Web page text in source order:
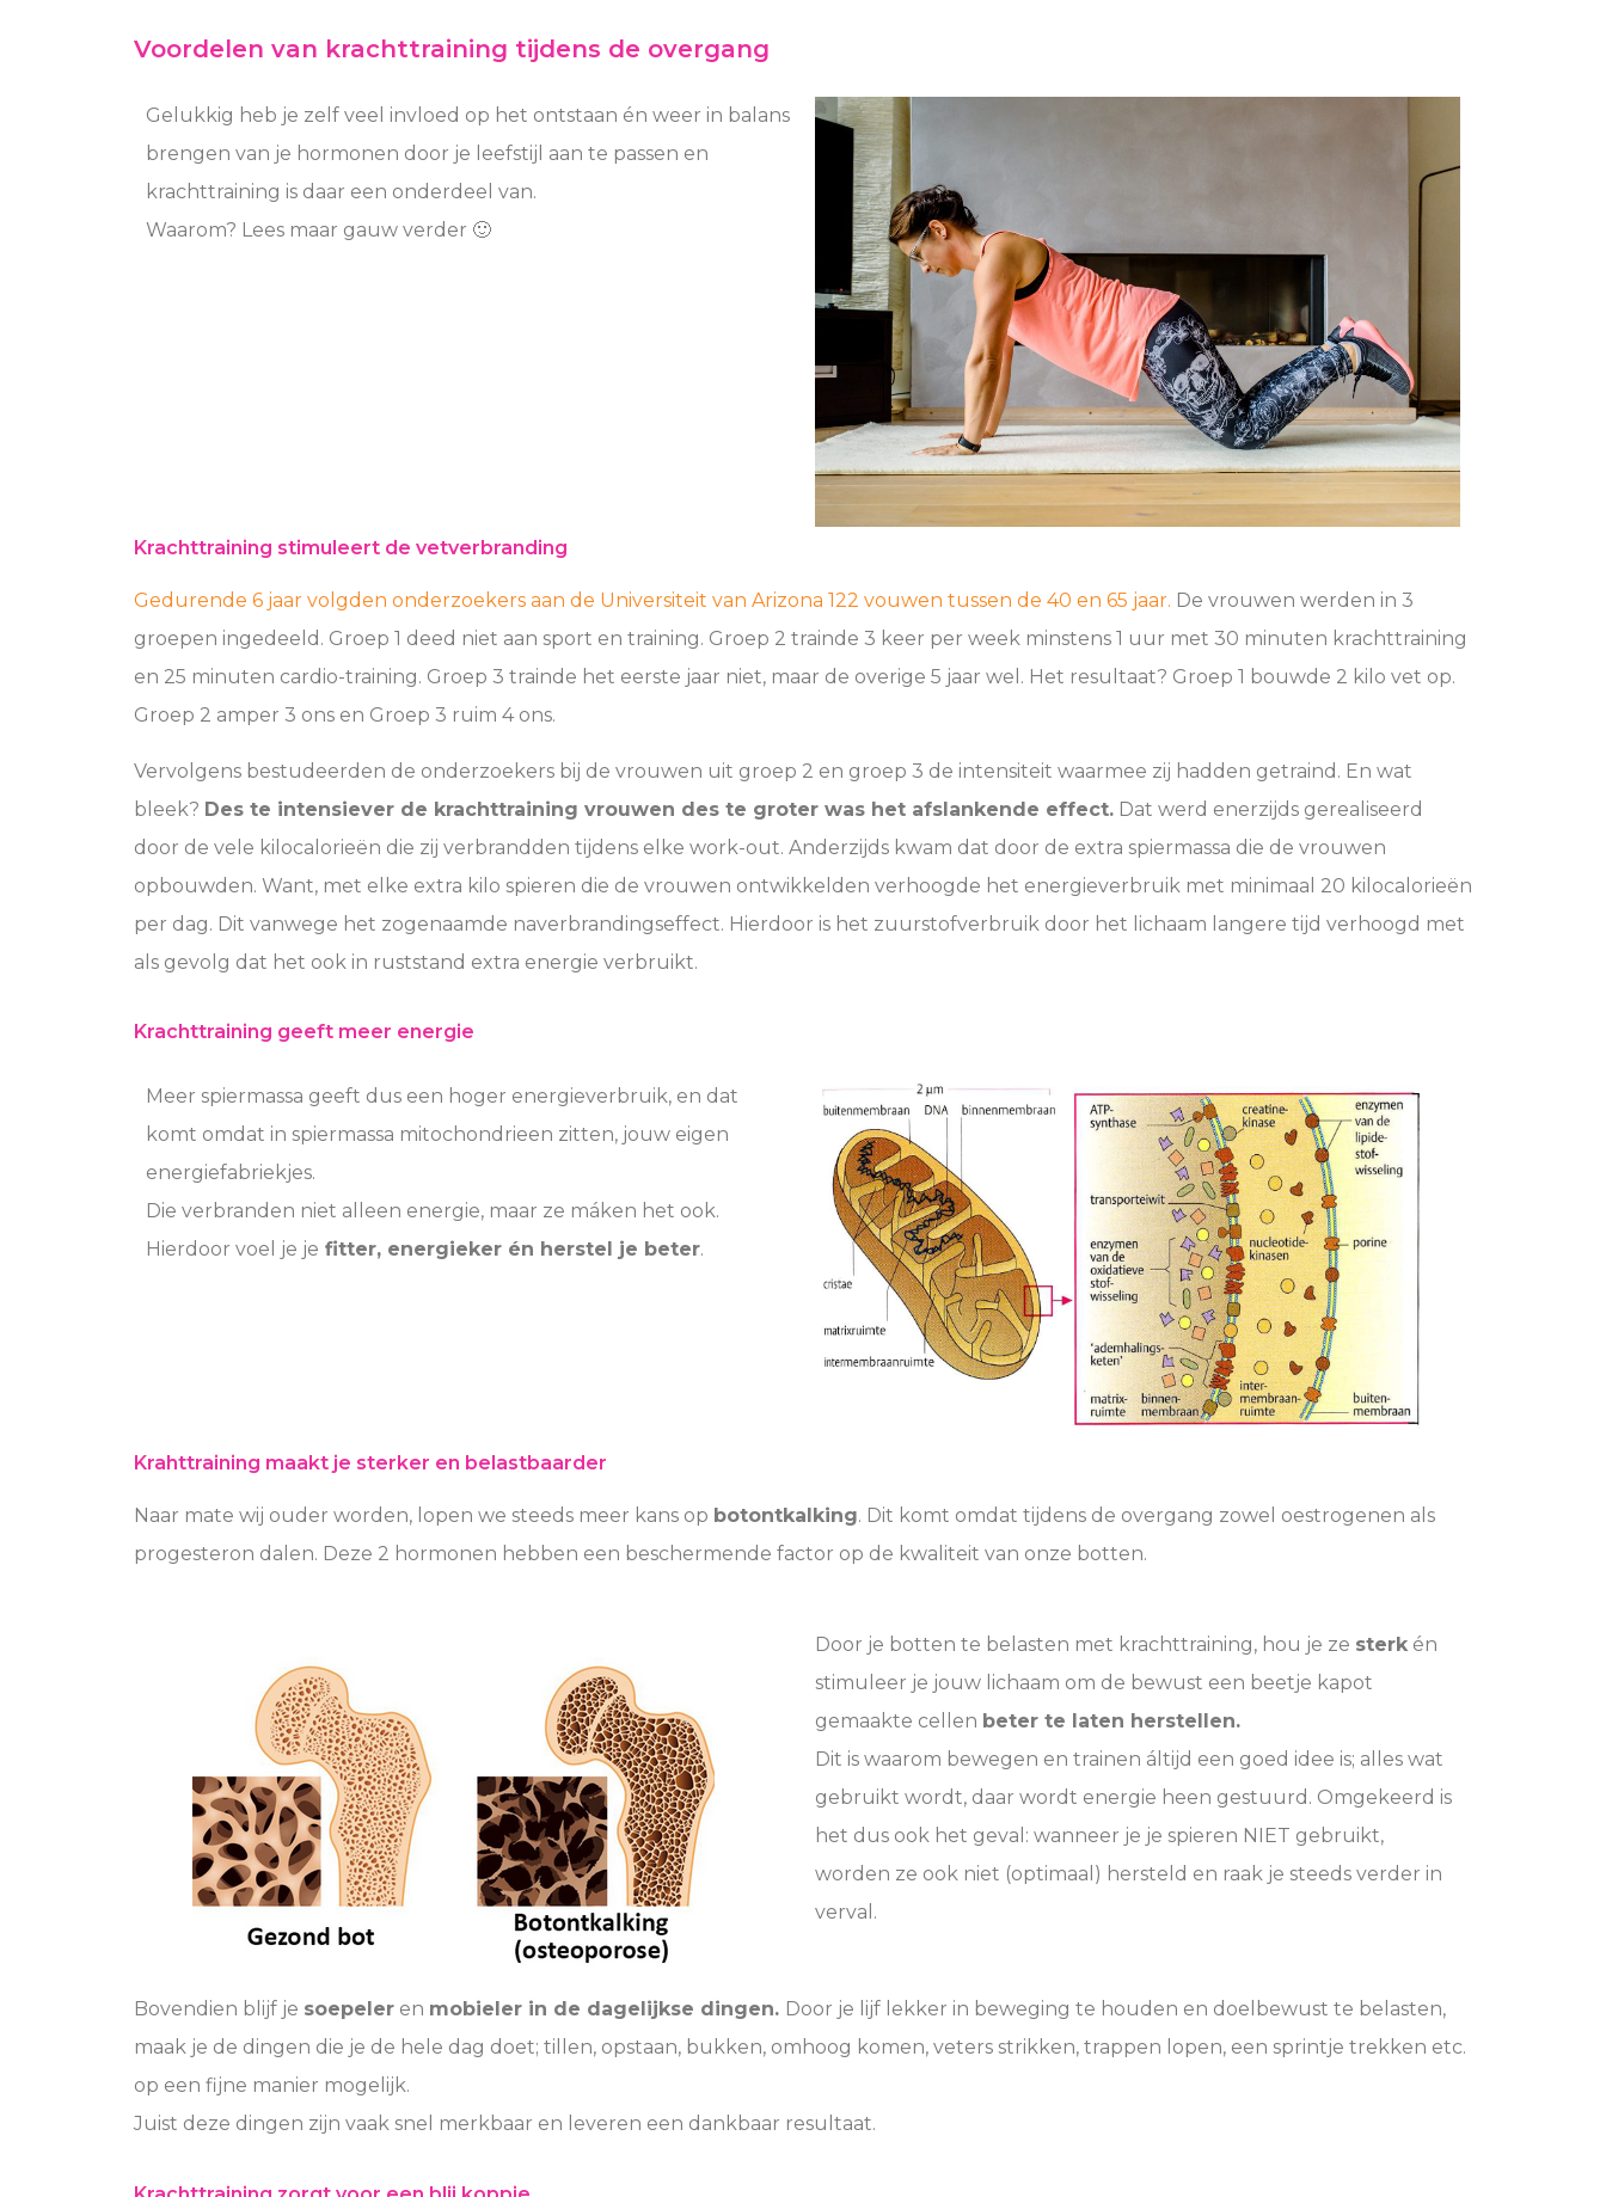
Voordelen van krachttraining tijdens de overgang
Gelukkig heb je zelf veel invloed op het ontstaan én weer in balans
brengen van je hormonen door je leefstijl aan te passen en
krachttraining is daar een onderdeel van.
Waarom? Lees maar gauw verder 🙂
Krachttraining stimuleert de vetverbranding
Gedurende 6 jaar volgden onderzoekers aan de Universiteit van Arizona 122 vouwen tussen de 40 en 65 jaar. De vrouwen werden in 3
groepen ingedeeld. Groep 1 deed niet aan sport en training. Groep 2 trainde 3 keer per week minstens 1 uur met 30 minuten krachttraining
en 25 minuten cardio-training. Groep 3 trainde het eerste jaar niet, maar de overige 5 jaar wel. Het resultaat? Groep 1 bouwde 2 kilo vet op.
Groep 2 amper 3 ons en Groep 3 ruim 4 ons.
Vervolgens bestudeerden de onderzoekers bij de vrouwen uit groep 2 en groep 3 de intensiteit waarmee zij hadden getraind. En wat
bleek? Des te intensiever de krachttraining vrouwen des te groter was het afslankende effect. Dat werd enerzijds gerealiseerd
door de vele kilocalorieën die zij verbrandden tijdens elke work-out. Anderzijds kwam dat door de extra spiermassa die de vrouwen
opbouwden. Want, met elke extra kilo spieren die de vrouwen ontwikkelden verhoogde het energieverbruik met minimaal 20 kilocalorieën
per dag. Dit vanwege het zogenaamde naverbrandingseffect. Hierdoor is het zuurstofverbruik door het lichaam langere tijd verhoogd met
als gevolg dat het ook in ruststand extra energie verbruikt.
Krachttraining geeft meer energie
Meer spiermassa geeft dus een hoger energieverbruik, en dat
komt omdat in spiermassa mitochondrieen zitten, jouw eigen
energiefabriekjes.
Die verbranden niet alleen energie, maar ze máken het ook.
Hierdoor voel je je fitter, energieker én herstel je beter.
Krahttraining maakt je sterker en belastbaarder
Naar mate wij ouder worden, lopen we steeds meer kans op botontkalking. Dit komt omdat tijdens de overgang zowel oestrogenen als
progesteron dalen. Deze 2 hormonen hebben een beschermende factor op de kwaliteit van onze botten.
Door je botten te belasten met krachttraining, hou je ze sterk én
stimuleer je jouw lichaam om de bewust een beetje kapot
gemaakte cellen beter te laten herstellen.
Dit is waarom bewegen en trainen áltijd een goed idee is; alles wat
gebruikt wordt, daar wordt energie heen gestuurd. Omgekeerd is
het dus ook het geval: wanneer je je spieren NIET gebruikt,
worden ze ook niet (optimaal) hersteld en raak je steeds verder in
verval.
Bovendien blijf je soepeler en mobieler in de dagelijkse dingen. Door je lijf lekker in beweging te houden en doelbewust te belasten,
maak je de dingen die je de hele dag doet; tillen, opstaan, bukken, omhoog komen, veters strikken, trappen lopen, een sprintje trekken etc.
op een fijne manier mogelijk.
Juist deze dingen zijn vaak snel merkbaar en leveren een dankbaar resultaat.